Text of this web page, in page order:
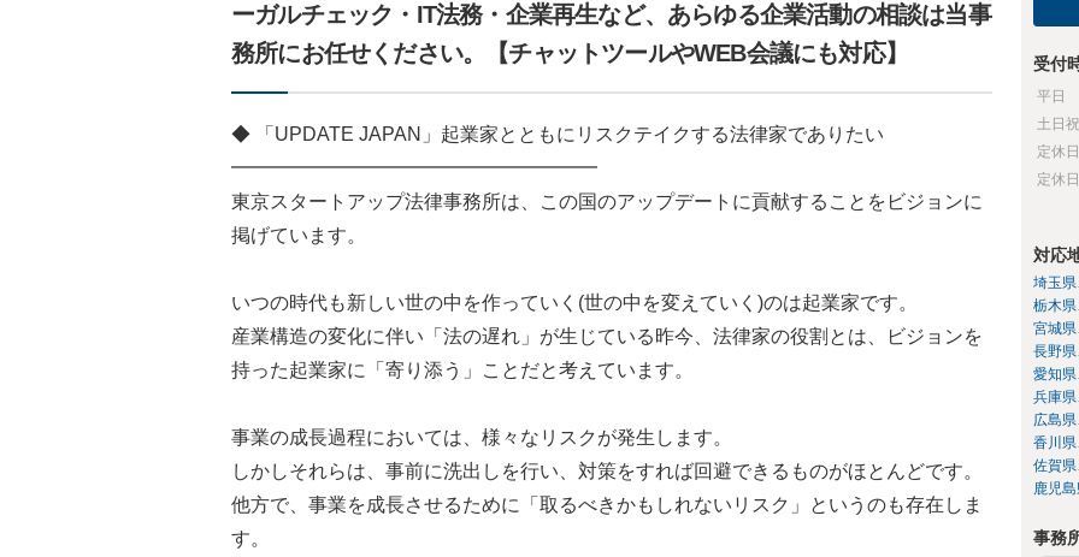
ーガルチェック・IT法務・企業再生など、あらゆる企業活動の相談は当事
務所にお任せください。【チャットツールやWEB会議にも対応】
◆ 「UPDATE JAPAN」起業家とともにリスクテイクする法律家でありたい
━━━━━━━━━━━━━━━━━━━
東京スタートアップ法律事務所は、この国のアップデートに貢献することをビジョンに
掲げています。
いつの時代も新しい世の中を作っていく(世の中を変えていく)のは起業家です。
産業構造の変化に伴い「法の遅れ」が生じている昨今、法律家の役割とは、ビジョンを
持った起業家に「寄り添う」ことだと考えています。
事業の成長過程においては、様々なリスクが発生します。
しかしそれらは、事前に洗出しを行い、対策をすれば回避できるものがほとんどです。
他方で、事業を成長させるために「取るべきかもしれないリスク」というのも存在しま
す。
受付
平日
土日
定休日
定休
対応
埼玉県
栃木県
宮城県
長野県
愛知県
兵庫県
広島県
香川県
佐賀県
鹿児
事務